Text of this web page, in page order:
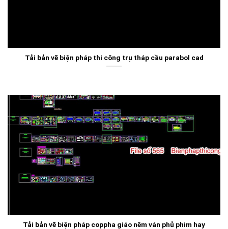
Tải bản vẽ biện pháp thi công trụ tháp cầu parabol cad
Tải bản vẽ biện pháp coppha giáo nêm ván phủ phim hay